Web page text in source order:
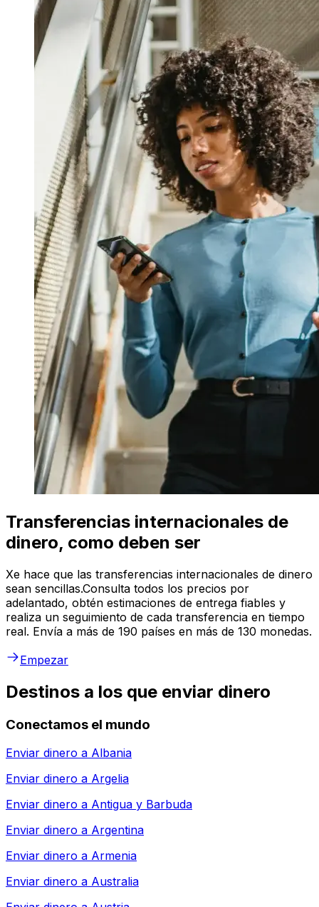
Transferencias internacionales de
dinero, como deben ser
Xe hace que las transferencias internacionales de dinero
sean sencillas.Consulta todos los precios por
adelantado, obtén estimaciones de entrega fiables y
realiza un seguimiento de cada transferencia en tiempo
real. Envía a más de 190 países en más de 130 monedas.
Empezar
Destinos a los que enviar dinero
Conectamos el mundo
Enviar dinero a Albania
Enviar dinero a Argelia
Enviar dinero a Antigua y Barbuda
Enviar dinero a Argentina
Enviar dinero a Armenia
Enviar dinero a Australia